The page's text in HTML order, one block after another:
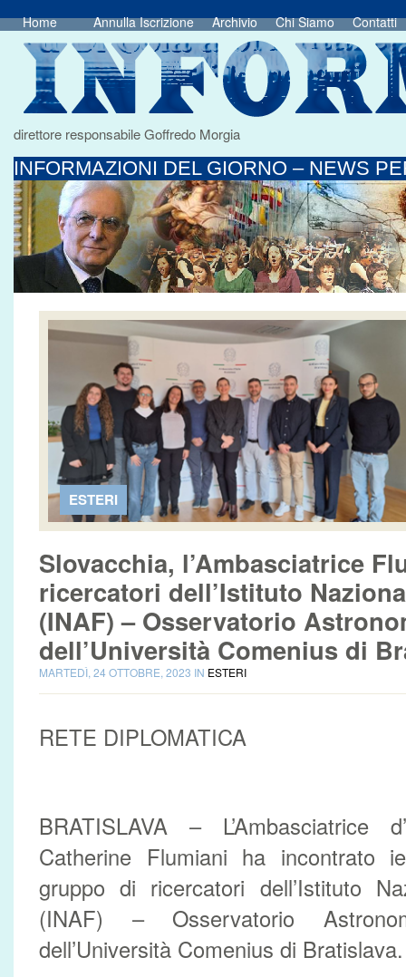
Home Annulla Iscrizione Archivio Chi Siamo Contatti
direttore responsabile Goffredo Morgia
INFORMAZIONI DEL GIORNO – NEWS
ESTERI
Slovacchia, l’Ambasciatrice
ricercatori dell’Istituto
(INAF) – Osservatorio
dell’Università Comenius di
MARTEDÌ, 24 OTTOBRE, 2023 IN ESTERI
RETE DIPLOMATICA
BRATISLAVA – L’Ambasciatrice
Catherine Flumiani ha incontrato
gruppo di ricercatori dell’Istituto
(INAF) – Osservatorio
dell’Università Comenius di Bratislava.